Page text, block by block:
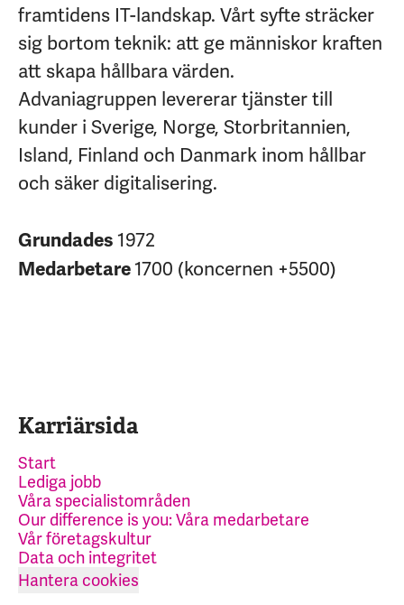
framtidens IT-landskap. Vårt syfte sträcker
sig bortom teknik: att ge människor kraften
att skapa hållbara värden.
Advaniagruppen levererar tjänster till
kunder i Sverige, Norge, Storbritannien,
Island, Finland och Danmark inom hållbar
och säker digitalisering.
Grundades1972
Medarbetare1700 (koncernen +5500)
Karriärsida
Start
Lediga jobb
Våra specialistområden
Our difference is you: Våra medarbetare
Vår företagskultur
Data och integritet
Hantera cookies